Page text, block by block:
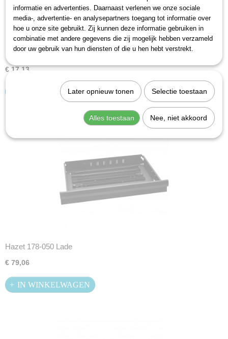
Hazet 178-07/2 Laderails paar
€ 17,13
IN WINKELWAGEN
Hazet 178-050 Lade
€ 79,06
IN WINKELWAGEN
informatie en advertenties. Daarnaast verlenen we onze sociale
media-, advertentie- en analysepartners toegang tot informatie over
hoe u onze site gebruikt. Zij kunnen deze informatie gebruiken in
combinatie met andere gegevens die zij mogelijk hebben verzameld
door uw gebruik van hun diensten of die u hen hebt verstrekt.
Later opnieuw tonen Selectie toestaan
Alles toestaan Nee, niet akkoord